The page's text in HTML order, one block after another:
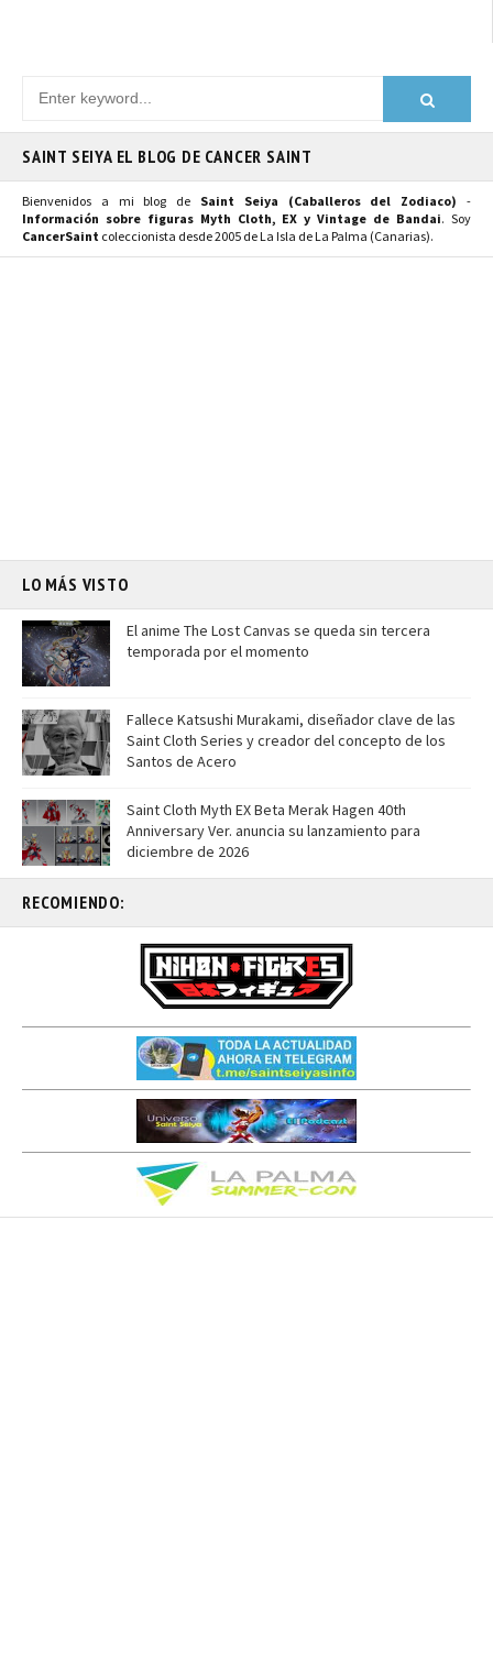
SAINT SEIYA EL BLOG DE CANCER SAINT
Bienvenidos a mi blog de Saint Seiya (Caballeros del Zodiaco) -
Información sobre figuras Myth Cloth, EX y Vintage de Bandai. Soy
CancerSaint coleccionista desde 2005 de La Isla de La Palma (Canarias).
LO MÁS VISTO
El anime The Lost Canvas se queda sin tercera
temporada por el momento
Fallece Katsushi Murakami, diseñador clave de las
Saint Cloth Series y creador del concepto de los
Santos de Acero
Saint Cloth Myth EX Beta Merak Hagen 40th
Anniversary Ver. anuncia su lanzamiento para
diciembre de 2026
RECOMIENDO: